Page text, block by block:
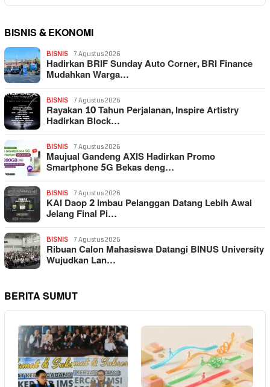
BISNIS & EKONOMI
BISNIS 7 Agustus 2026
Hadirkan BRIF Sunday Auto Corner, BRI Finance
Mudahkan Warga…
BISNIS 7 Agustus 2026
Rayakan 10 Tahun Perjalanan, Inspire Artistry
Hadirkan Block…
BISNIS 7 Agustus 2026
Maujual Gandeng AXIS Hadirkan Promo
Smartphone 5G Bekas deng…
BISNIS 7 Agustus 2026
KAI Daop 2 Imbau Pelanggan Datang Lebih Awal
Jelang Final Pi…
BISNIS 7 Agustus 2026
Ribuan Calon Mahasiswa Datangi BINUS University
Wujudkan Lan…
BERITA SUMUT